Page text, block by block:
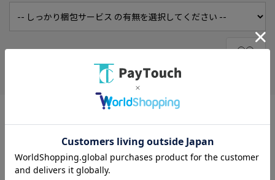
※ご自身での据付け・移設工事は厳禁です。
お客様ご自身による工事は危険です。
据付け工事は専門業者にご依頼ください。
※こちらの商品には浴室リモコンが付属しております。